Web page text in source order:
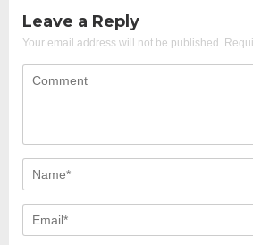
Leave a Reply
Your email address will not be published.